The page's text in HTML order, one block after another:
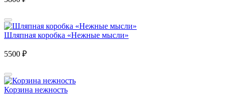
Шляпная коробка «Нежные мысли»
5500 ₽
Корзина нежность